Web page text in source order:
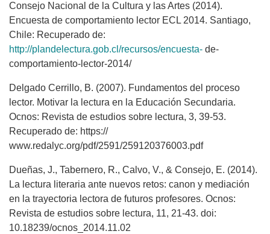
Consejo Nacional de la Cultura y las Artes (2014).
Encuesta de comportamiento lector ECL 2014. Santiago,
Chile: Recuperado de:
http://plandelectura.gob.cl/recursos/encuesta- de-
comportamiento-lector-2014/
Delgado Cerrillo, B. (2007). Fundamentos del proceso
lector. Motivar la lectura en la Educación Secundaria.
Ocnos: Revista de estudios sobre lectura, 3, 39-53.
Recuperado de: https://
www.redalyc.org/pdf/2591/259120376003.pdf
Dueñas, J., Tabernero, R., Calvo, V., & Consejo, E. (2014).
La lectura literaria ante nuevos retos: canon y mediación
en la trayectoria lectora de futuros profesores. Ocnos:
Revista de estudios sobre lectura, 11, 21-43. doi:
10.18239/ocnos_2014.11.02